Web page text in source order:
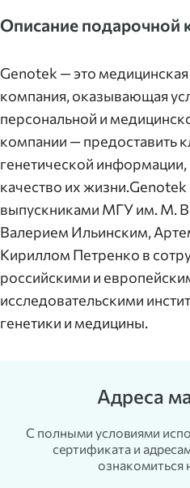
Описание подарочной
Genotek — это
компания, оказывающая
персональной и
компании — предоставить
генетической
качество их
выпускниками МГУ им. М.
Валерием Ильинским,
Кириллом Петренко в
российскими и
исследовательскими
генетики и медицины.
Адреса
С полными условиями
сертификата и
ознакомиться